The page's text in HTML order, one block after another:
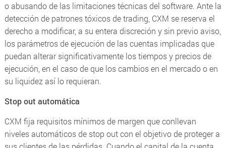
o abusando de las limitaciones técnicas del software. Ante la
detección de patrones tóxicos de trading, CXM se reserva el
derecho a modificar, a su entera discreción y sin previo aviso,
los parámetros de ejecución de las cuentas implicadas que
puedan alterar significativamente los tiempos y precios de
ejecución, en el caso de que los cambios en el mercado o en
su liquidez así lo requieran.
Stop out automática
CXM fija requisitos mínimos de margen que conllevan
niveles automáticos de stop out con el objetivo de proteger a